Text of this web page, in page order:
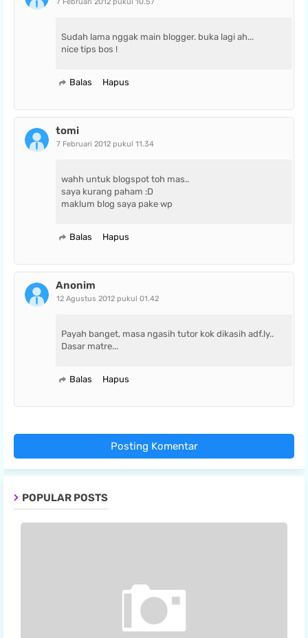
7 Februari 2012 pukul 10.57
Sudah lama nggak main blogger. buka lagi ah...
nice tips bos !
Balas Hapus
tomi
7 Februari 2012 pukul 11.34
wahh untuk blogspot toh mas..
saya kurang paham :D
maklum blog saya pake wp
Balas Hapus
Anonim
12 Agustus 2012 pukul 01.42
Payah banget, masa ngasih tutor kok dikasih adf.ly..
Dasar matre...
Balas Hapus
Posting Komentar
POPULAR POSTS